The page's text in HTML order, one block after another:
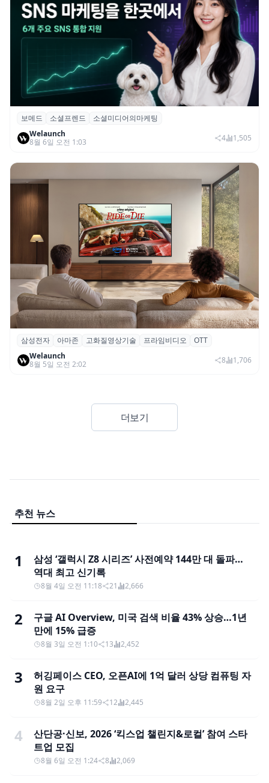
보메드 ‘소셜프렌드’, 유튜브·인스타 등 6개
SNS 마케팅 통합 지원
보메드 소셜프렌드
소셜미디어의마케팅
Welaunch
8월 6일 오전 1:03
4 1,505
삼성전자·아마존, 프라임 비디오에 ‘HDR10+
어드밴스드’ 적용
삼성전자 아마존 고화질영상기술 프라임비디오
OTT
Welaunch
8월 5일 오전 2:02
8 1,706
더보기
추천 뉴스
1
삼성 ‘갤럭시 Z8 시리즈’ 사전예약 144만 대 돌파…
역대 최고 신기록
8월 4일 오전 11:18 21 2,666
2
구글 AI Overview, 미국 검색 비율 43% 상승…1년
만에 15% 급증
8월 3일 오전 1:10 13 2,452
3
허깅페이스 CEO, 오픈AI에 1억 달러 상당 컴퓨팅 자
원 요구
8월 2일 오후 11:59 12 2,445
4
산단공·신보, 2026 ‘킥스업 챌린지&로컬’ 참여 스타
트업 모집
8월 6일 오전 1:24 8 2,069